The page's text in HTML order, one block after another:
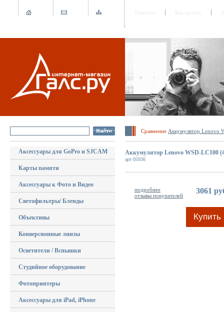
Сравнение Аккумулятор Lenovo
Аксессуары для GoPro и SJCAM
Карты памяти
Аксессуары к Фото и Видео
Светофильтры/ Бленды
Объективы
Конверсионные линзы
Осветители / Вспышки
Студийное оборудование
Фотопринтеры
Аксессуары для iPad, iPhone
Аккумулятор Lenovo WSD-LC100
арт 05936
подробнее
отзывы покупателей
3061
Купить